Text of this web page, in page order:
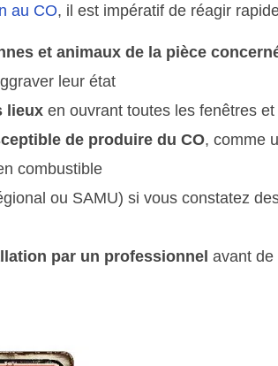
au CO, il est impératif de réagir
et animaux de la pièce
leur état
lieux en ouvrant toutes les fenêtres et
de produire du CO, comme
combustible
ou SAMU) si vous constatez
par un professionnel avant de